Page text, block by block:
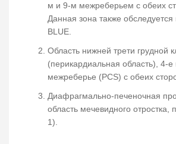
м и 9-м межреберьем с обеих
Данная зона также обследуется
BLUE.
Область нижней трети грудной
(перикардиальная область), 4-е
межреберье (PCS) c обеих
Диафрагмально-печеночная
область мечевидного отростка,
1).